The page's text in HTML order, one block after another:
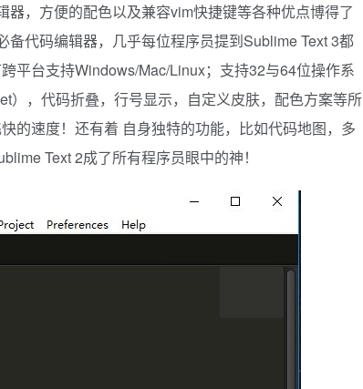
，方便的配色以及兼容vim快捷键等各种优点博得了
代码编辑器，几乎每位程序员提到Sublime Text 3都
平台支持Windows/Mac/Linux；支持32与64位操作系
，代码折叠，行号显示，自定义皮肤，配色方案等所
的速度！还有着 自身独特的功能，比如代码地图，多
Text 2成了所有程序员眼中的神！